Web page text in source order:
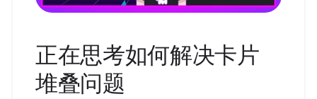
正在思考如何解决卡片
堆叠问题